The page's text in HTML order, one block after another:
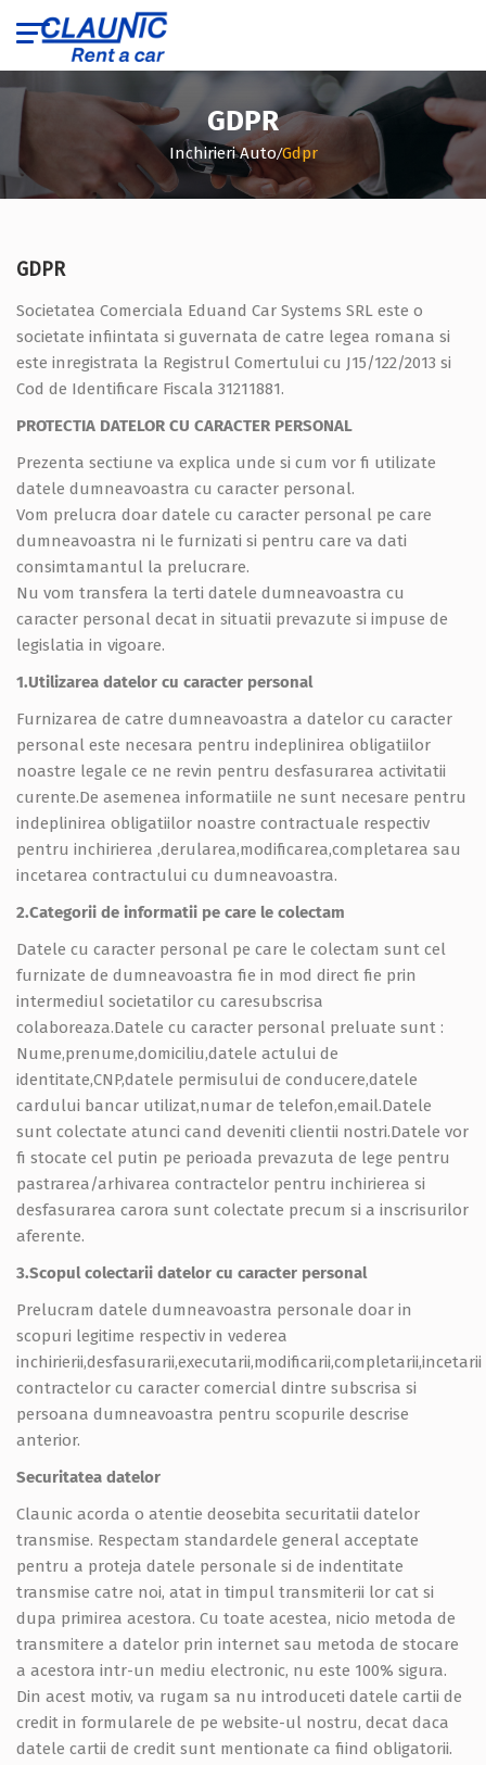
GDPR
Inchirieri Auto/Gdpr
GDPR
Societatea Comerciala Eduand Car Systems SRL este o
societate infiintata si guvernata de catre legea romana si
este inregistrata la Registrul Comertului cu J15/122/2013 si
Cod de Identificare Fiscala 31211881.
PROTECTIA DATELOR CU CARACTER PERSONAL
Prezenta sectiune va explica unde si cum vor fi utilizate
datele dumneavoastra cu caracter personal.
Vom prelucra doar datele cu caracter personal pe care
dumneavoastra ni le furnizati si pentru care va dati
consimtamantul la prelucrare.
Nu vom transfera la terti datele dumneavoastra cu
caracter personal decat in situatii prevazute si impuse de
legislatia in vigoare.
1.Utilizarea datelor cu caracter personal
Furnizarea de catre dumneavoastra a datelor cu caracter
personal este necesara pentru indeplinirea obligatiilor
noastre legale ce ne revin pentru desfasurarea activitatii
curente.De asemenea informatiile ne sunt necesare pentru
indeplinirea obligatiilor noastre contractuale respectiv
pentru inchirierea ,derularea,modificarea,completarea sau
incetarea contractului cu dumneavoastra.
2.Categorii de informatii pe care le colectam
Datele cu caracter personal pe care le colectam sunt cel
furnizate de dumneavoastra fie in mod direct fie prin
intermediul societatilor cu caresubscrisa
colaboreaza.Datele cu caracter personal preluate sunt :
Nume,prenume,domiciliu,datele actului de
identitate,CNP,datele permisului de conducere,datele
cardului bancar utilizat,numar de telefon,email.Datele
sunt colectate atunci cand deveniti clientii nostri.Datele vor
fi stocate cel putin pe perioada prevazuta de lege pentru
pastrarea/arhivarea contractelor pentru inchirierea si
desfasurarea carora sunt colectate precum si a inscrisurilor
aferente.
3.Scopul colectarii datelor cu caracter personal
Prelucram datele dumneavoastra personale doar in
scopuri legitime respectiv in vederea
inchirierii,desfasurarii,executarii,modificarii,completarii,incetarii
contractelor cu caracter comercial dintre subscrisa si
persoana dumneavoastra pentru scopurile descrise
anterior.
Securitatea datelor
Claunic acorda o atentie deosebita securitatii datelor
transmise. Respectam standardele general acceptate
pentru a proteja datele personale si de indentitate
transmise catre noi, atat in timpul transmiterii lor cat si
dupa primirea acestora. Cu toate acestea, nicio metoda de
transmitere a datelor prin internet sau metoda de stocare
a acestora intr-un mediu electronic, nu este 100% sigura.
Din acest motiv, va rugam sa nu introduceti datele cartii de
credit in formularele de pe website-ul nostru, decat daca
datele cartii de credit sunt mentionate ca fiind obligatorii.